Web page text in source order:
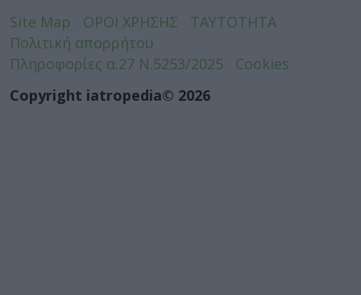
Site Map ΟΡΟΙ ΧΡΗΣΗΣ
ΤΑΥΤΟΤΗΤΑ
Πολιτική απορρήτου
Πληροφορίες α.27 Ν.5253/2025
Cookies
Copyright iatropedia© 2026